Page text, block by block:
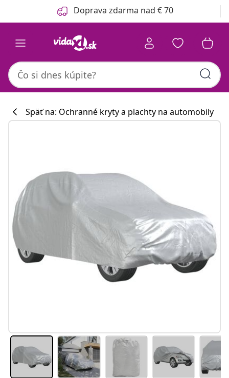
Predchádzajúce Doprava zdarma nad € 70
Späť na: Ochranné kryty a plachty na automobily